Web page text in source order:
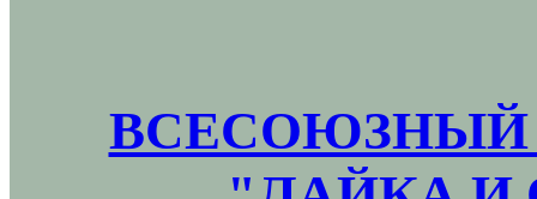
ВСЕСОЮЗНЫЙ